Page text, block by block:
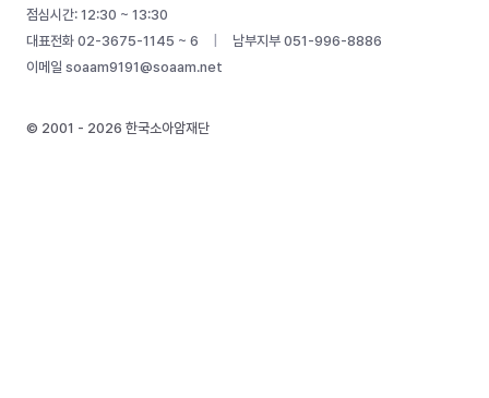
점심시간: 12:30 ~ 13:30
대표전화 02-3675-1145 ~ 6
남부지부 051-996-8886
이메일 soaam9191@soaam.net
© 2001 - 2026 한국소아암재단